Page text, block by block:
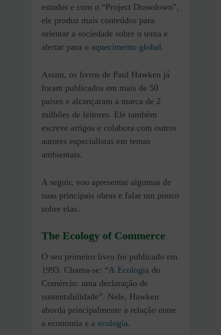
estudos e com o “Project Drawdown”,
ele produz mais conteúdos para
orientar a sociedade sobre o tema e
alertar para o aquecimento global.
Assim, os livros de Paul Hawken já
foram publicados em mais de 50
países e alcançaram a marca de 2
milhões de leitores. Ele também
escreve artigos e colabora com outros
autores especialistas em temas
ambientais.
A seguir, vou apresentar algumas de
suas principais obras e falar um pouco
sobre elas.
The Ecology of Commerce
O seu primeiro livro foi publicado em
1993. Chama-se: “A Ecologia do
Comércio: uma declaração de
sustentabilidade”. Nele, Hawken
aborda principalmente a relação entre
a economia e a ecologia.